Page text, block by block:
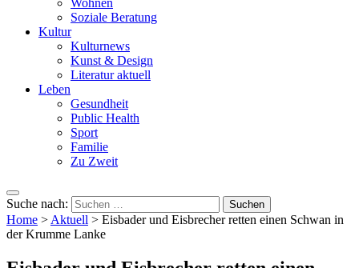
Soziale Beratung
Kultur
Kulturnews
Kunst & Design
Literatur aktuell
Leben
Gesundheit
Public Health
Sport
Familie
Zu Zweit
Suche nach:
Home > Aktuell > Eisbader und Eisbrecher retten einen Schwan in
der Krumme Lanke